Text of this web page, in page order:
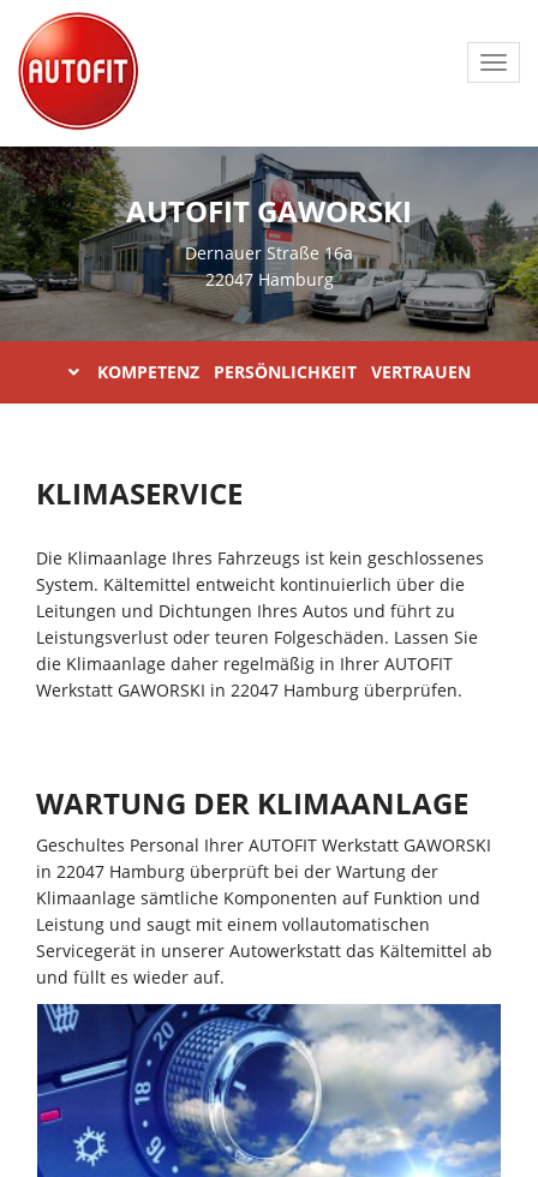
AUTOFIT GAWORSKI
Dernauer Straße 16a
22047 Hamburg
KOMPETENZ PERSÖNLICHKEIT VERTRAUEN
KLIMASERVICE
Die Klimaanlage Ihres Fahrzeugs ist kein geschlossenes
System. Kältemittel entweicht kontinuierlich über die
Leitungen und Dichtungen Ihres Autos und führt zu
Leistungsverlust oder teuren Folgeschäden. Lassen Sie
die Klimaanlage daher regelmäßig in Ihrer AUTOFIT
Werkstatt GAWORSKI in 22047 Hamburg überprüfen.
WARTUNG DER KLIMAANLAGE
Geschultes Personal Ihrer AUTOFIT Werkstatt GAWORSKI
in 22047 Hamburg überprüft bei der Wartung der
Klimaanlage sämtliche Komponenten auf Funktion und
Leistung und saugt mit einem vollautomatischen
Servicegerät in unserer Autowerkstatt das Kältemittel ab
und füllt es wieder auf.